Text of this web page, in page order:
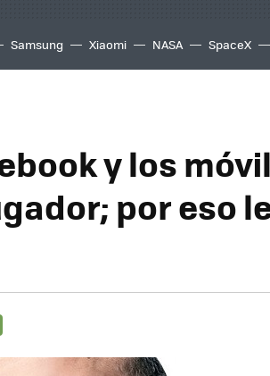
Samsung Xiaomi NASA SpaceX
y los
por eso